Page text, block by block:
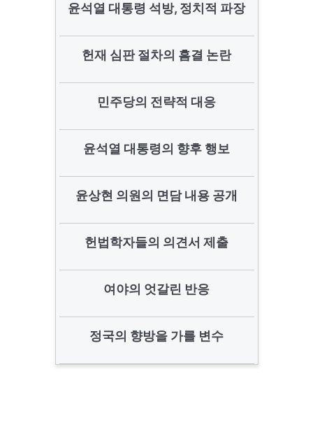
윤석열 대통령 석방, 정치적 파장
헌재 심판 절차의 흠결 논란
민주당의 전략적 대응
윤석열 대통령의 향후 행보
윤상현 의원의 면담 내용 공개
헌법학자들의 의견서 제출
여야의 엇갈린 반응
정국의 향방을 가를 변수